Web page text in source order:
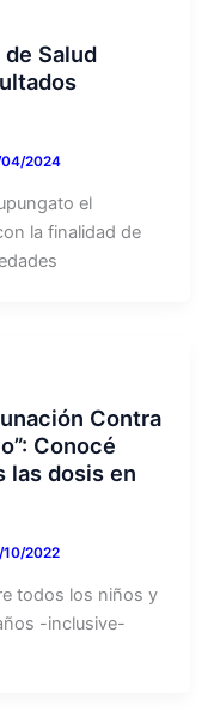
Salud
2024
el
la finalidad de
Contra
Conocé
las dosis en
2022
todos los niños y
-inclusive-